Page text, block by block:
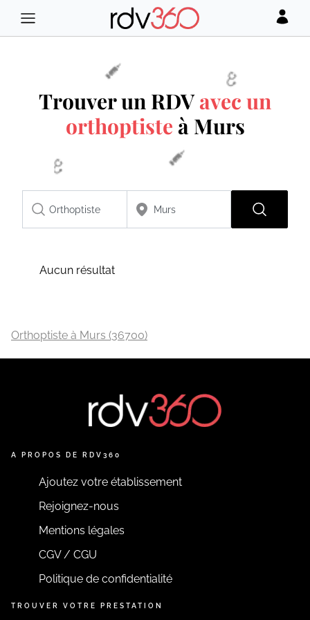
Trouver un RDVavec un
orthoptiste à Murs
Aucun résultat
Orthoptiste à Murs (36700)
A PROPOS DE RDV360
Ajoutez votre établissement
Rejoignez-nous
Mentions légales
CGV / CGU
Politique de confidentialité
TROUVER VOTRE PRESTATION